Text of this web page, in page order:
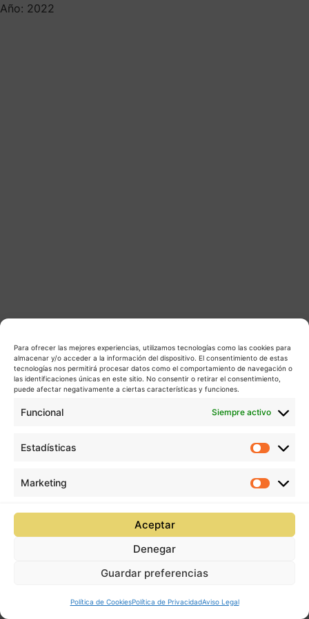
Para ofrecer las mejores experiencias, utilizamos tecnologías como las cookies para
almacenar y/o acceder a la información del dispositivo. El consentimiento de estas
tecnologías nos permitirá procesar datos como el comportamiento de navegación o
las identificaciones únicas en este sitio. No consentir o retirar el consentimiento,
puede afectar negativamente a ciertas características y funciones.
Funcional Siempre activo
Estadísticas
Marketing
Aceptar
Denegar
Guardar preferencias
Política de CookiesPolítica de PrivacidadAviso Legal
Año: 2022